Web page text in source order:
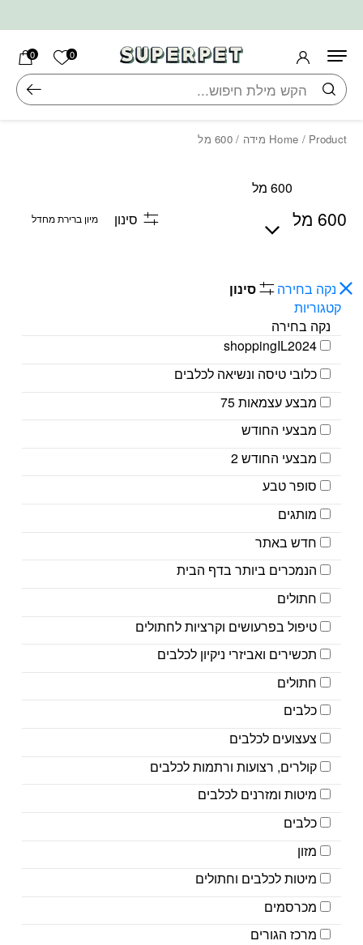
0 הרשימה
0
חיפוש
Home / Product מידה / 600 מל
600 מל
600 מל
סינון
נקה בחירה
סינון
קטגוריות
נקה בחירה
shoppingIL2024
כלובי טיסה ונשיאה לכלבים
מבצע עצמאות 75
מבצעי החודש
מבצעי החודש 2
סופר טבע
מותגים
חדש באתר
הנמכרים ביותר בדף הבית
חתולים
טיפול בפרעושים וקרציות לחתולים
תכשירים ואביזרי ניקיון לכלבים
חתולים
כלבים
צעצועים לכלבים
קולרים, רצועות ורתמות לכלבים
מיטות ומזרנים לכלבים
כלבים
מזון
מיטות לכלבים וחתולים
מכרסמים
מרכז הגורים